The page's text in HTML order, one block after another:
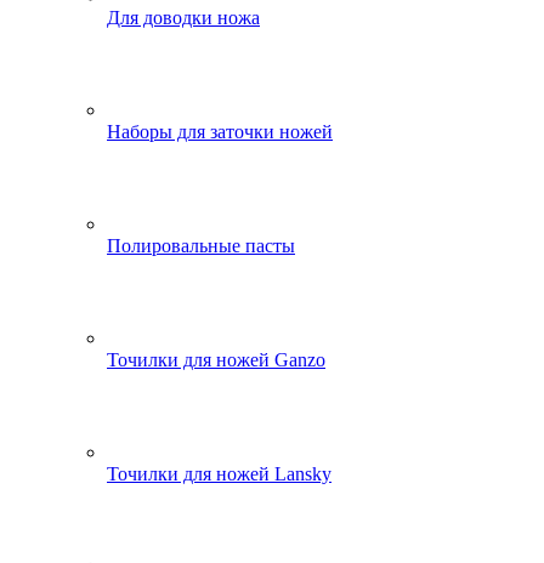
Для доводки ножа
Наборы для заточки ножей
Полировальные пасты
Точилки для ножей Ganzo
Точилки для ножей Lansky